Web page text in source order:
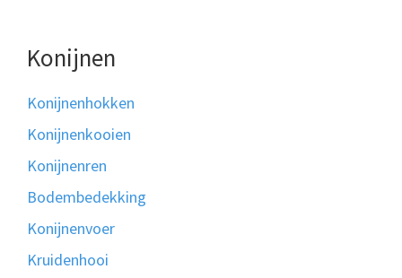
Konijnen
Konijnenhokken
Konijnenkooien
Konijnenren
Bodembedekking
Konijnenvoer
Kruidenhooi